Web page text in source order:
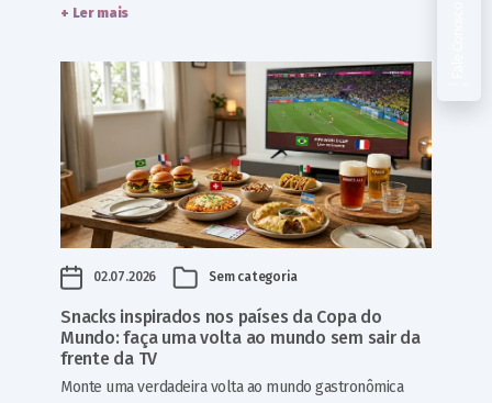
+ Ler mais
02.07.2026 Sem categoria
Snacks inspirados nos países da Copa do
Mundo: faça uma volta ao mundo sem sair da
frente da TV
Monte uma verdadeira volta ao mundo gastronômica